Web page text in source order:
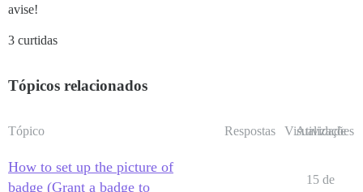
if r.status_code != 200:
    sys.exit(1)
# você pode pular toda a parte de upload de imagem
         'multiple_grant': 'false',
         'listable': 'true',
avise!
3 curtidas
Tópicos relacionados
Tópico Respostas Visualizações
Atividade
How to set up the picture of
badge (Grant a badge to
15 de